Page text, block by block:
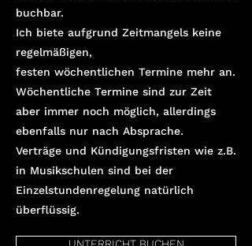
buchbar.
Ich biete aufgrund Zeitmangels keine
regelmäßigen,
festen wöchentlichen Termine mehr an.
Wöchentliche Termine sind zur Zeit
aber immer noch möglich, allerdings
ebenfalls nur nach Absprache.
Verträge und Kündigungsfristen wie z.B.
in Musikschulen sind bei der
Einzelstundenregelung natürlich
überflüssig.